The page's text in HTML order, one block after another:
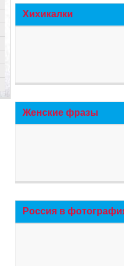
Хихикалки
Женские фразы
Россия в